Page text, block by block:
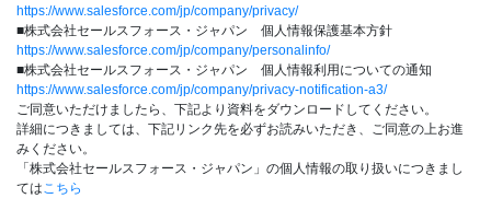
https://www.salesforce.com/jp/company/privacy/
■株式会社セールスフォース・ジャパン 個人情報保護基本方針
https://www.salesforce.com/jp/company/personalinfo/
■株式会社セールスフォース・ジャパン 個人情報利用についての通知
https://www.salesforce.com/jp/company/privacy-notification-a3/
ご同意いただけましたら、下記より資料をダウンロードしてください。
詳細につきましては、下記リンク先を必ずお読みいただき、ご同意の上お進
みください。
「株式会社セールスフォース・ジャパン」の個人情報の取り扱いにつきまし
てはこちら